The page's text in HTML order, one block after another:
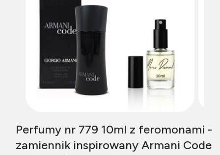
Perfumy nr 779 10ml z feromonami -
zamiennik inspirowany Armani Code